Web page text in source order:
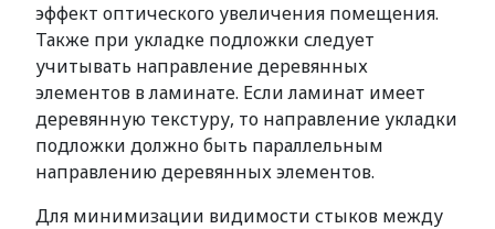
эффект оптического увеличения помещения.
Также при укладке подложки следует
учитывать направление деревянных
элементов в ламинате. Если ламинат имеет
деревянную текстуру, то направление укладки
подложки должно быть параллельным
направлению деревянных элементов.
Для минимизации видимости стыков между